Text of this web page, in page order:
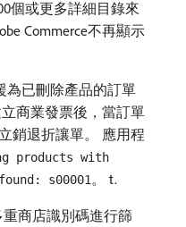
個或更多詳細目錄來
Commerce不再顯示
為已刪除產品的訂單
商業發票後，當訂單
銷退折讓單。 應用程
products with
s00001。 t.
商店識別碼進行篩